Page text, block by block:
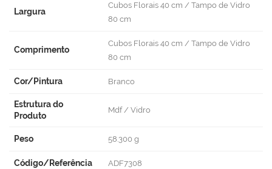
Largura
Cubos Florais 40 cm / Tampo de Vidro
80 cm
Comprimento
Cubos Florais 40 cm / Tampo de Vidro
80 cm
Cor/Pintura Branco
Estrutura do
Produto
Mdf / Vidro
Peso 58.300 g
Código/Referência ADF7308